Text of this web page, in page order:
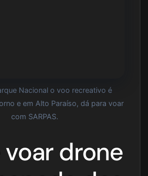
Nacional o voo recreativo é
e em Alto Paraíso, dá para voar
com SARPAS.
voar drone